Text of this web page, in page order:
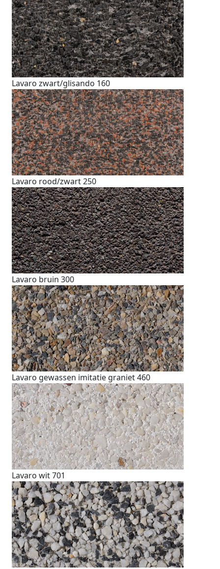
Lavaro zwart/glisando 160
Lavaro rood/zwart 250
Lavaro bruin 300
Lavaro gewassen imitatie graniet 460
Lavaro wit 701